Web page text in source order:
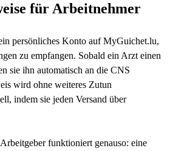
für Arbeitnehmer
persönliches Konto auf MyGuichet.lu,
zu empfangen. Sobald ein Arzt einen
sie ihn automatisch an die CNS
wird ohne weiteres Zutun
indem sie jeden Versand über
funktioniert genauso: eine